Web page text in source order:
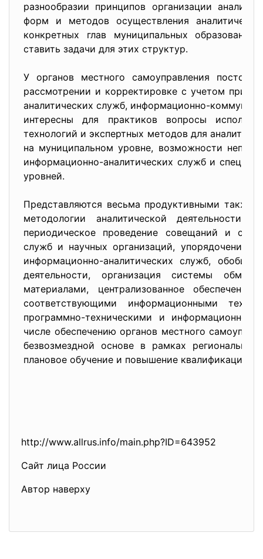
разнообразии принципов организации
форм и методов осуществления
конкретных глав муниципальных
ставить задачи для этих структур.
У органов местного самоуправления
рассмотрении и корректировке с учетом
аналитических служб, информационно-
интересны для практиков вопросы
технологий и экспертных методов для
на муниципальном уровне, возможности
информационно-аналитических служб и
уровней.
Представляются весьма продуктивными также
методологии аналитической деятельности
периодическое проведение совещаний и
служб и научных организаций, упорядочение
информационно-аналитических служб,
деятельности, организация системы
материалами, централизованное
соответствующими информационными
программно-техническими и информационно-
числе обеспечению органов местного
безвозмездной основе в рамках
плановое обучение и повышение квалификации
http://www.allrus.info/main.php?ID=643952
Сайт лица России
Автор наверху